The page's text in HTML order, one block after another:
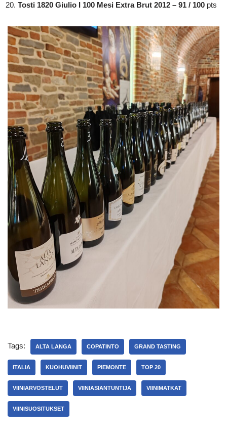
Tosti 1820 Giulio I 100 Mesi Extra Brut 2012 – 91 / 100 pts
Tags: ALTA LANGA COPATINTO GRAND TASTING
ITALIA KUOHUVIINIT PIEMONTE TOP 20
VIINIARVOSTELUT VIINIASIANTUNTIJA VIINIMATKAT
VIINISUOSITUKSET